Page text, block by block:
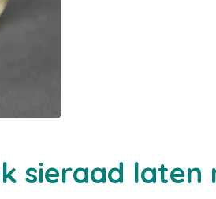
sieraad laten